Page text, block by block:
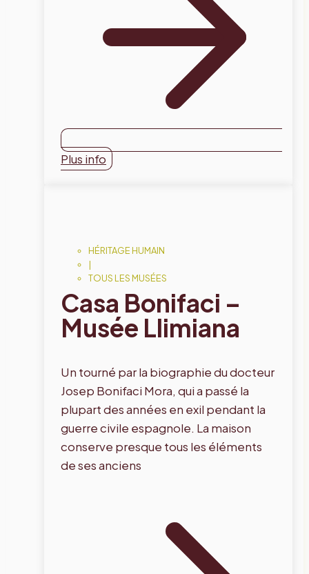
Plus info
HÉRITAGE HUMAIN
|
TOUS LES MUSÉES
Casa Bonifaci –
Musée Llimiana
Un tourné par la biographie du docteur
Josep Bonifaci Mora, qui a passé la
plupart des années en exil pendant la
guerre civile espagnole. La maison
conserve presque tous les éléments
de ses anciens